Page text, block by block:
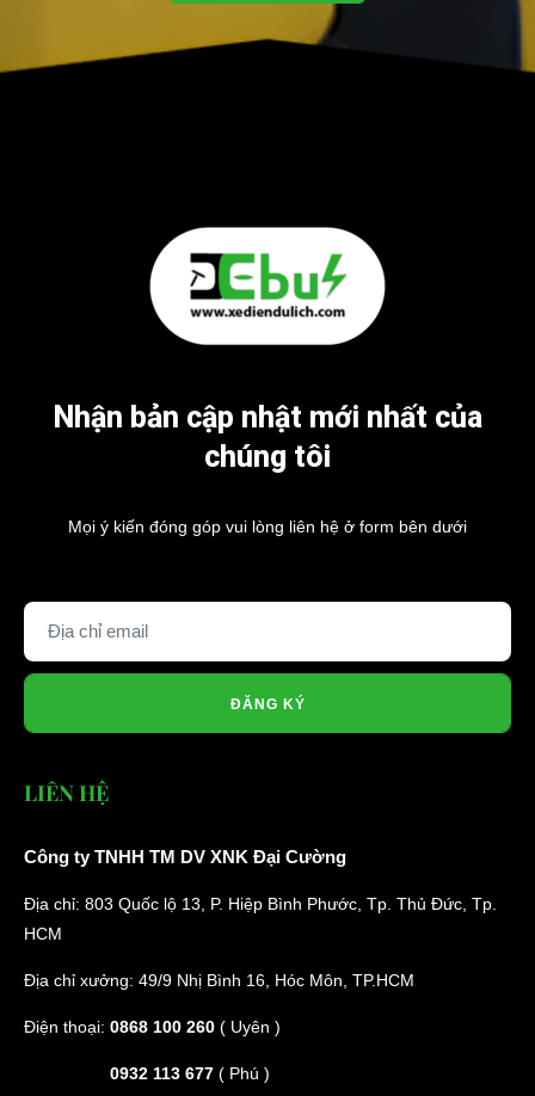
Nhận bản cập nhật mới nhất của
chúng tôi
Mọi ý kiến đóng góp vui lòng liên hệ ở form bên dưới
ĐĂNG KÝ
LIÊN HỆ
Công ty TNHH TM DV XNK Đại Cường
Địa chỉ: 803 Quốc lộ 13, P. Hiệp Bình Phước, Tp. Thủ Đức, Tp.
HCM
Địa chỉ xưởng: 49/9 Nhị Bình 16, Hóc Môn, TP.HCM
Điện thoại: 0868 100 260 ( Uyên )
0932 113 677 ( Phú )